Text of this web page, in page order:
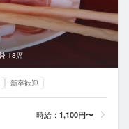
18席
新卒歓迎
時給： 1,100円〜